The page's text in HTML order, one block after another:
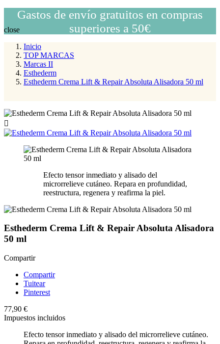
Gastos de envío gratuitos en compras
superiores a 50€
close
Inicio
TOP MARCAS
Marcas II
Esthederm
Esthederm Crema Lift & Repair Absoluta Alisadora 50 ml

Efecto tensor inmediato y alisado del
microrrelieve cutáneo. Repara en profundidad,
reestructura, regenera y reafirma la piel.
Esthederm Crema Lift & Repair Absoluta Alisadora
50 ml
Compartir
Compartir
Tuitear
Pinterest
77,90 €
Impuestos incluidos
Efecto tensor inmediato y alisado del microrrelieve cutáneo.